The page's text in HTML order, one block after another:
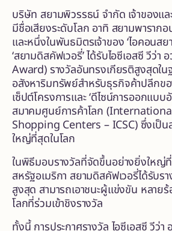
บริษัท สยามพิวรรธน์ จำกัด เจ้าของแล
มีชื่อเสียงระดับโลก อาทิ สยามพารากอ
และหนึ่งในพันธมิตรเจ้าของ ‘ไอคอนสย
‘สยามดิสคัฟเวอรี่’ ได้รับไอซีเอสซี วีว่า
Award) รางวัลอันทรงเกียรติสูงสุดใน
อสังหาริมทรัพย์สำหรับธุรกิจค้าปลีกข
เซ็ปต์โครงการและ ‘ดีไซน์การออกแบบ
สมาคมศูนย์การค้าโลก
Shopping Centers – ICSC) ซึ่งเป็
ใหญ่ที่สุดในโลก
ในพิธีมอบรางวัลที่จัดขึ้นอย่างยิ่งใหญ่ที่
สหรัฐอเมริกา สยามดิสคัฟเวอรี่ได้รับร
สูงสุด สามารถเอาชนะผู้แข่งขัน หลาย
โลกที่ร่วมเข้าชิงรางวัล
ทั้งนี้ การประกาศรางวัล ไอซีเอสซี วีว่า